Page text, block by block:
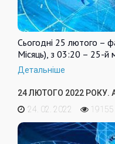
Сьогодні 25 лютого –
Місяць), з 03:20 – 25-й
Детальніше
24 ЛЮТОГО 2022 РОКУ.
24. 02. 2022
19155